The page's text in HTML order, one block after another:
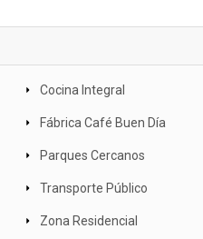
Cocina Integral
Fábrica Café Buen Día
Parques Cercanos
Transporte Público
Zona Residencial